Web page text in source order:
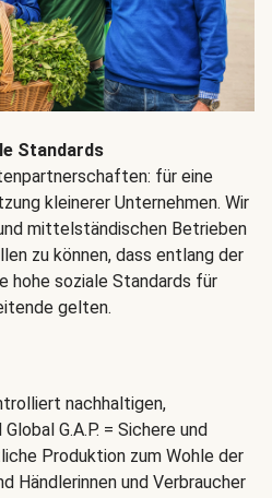
Standards
für eine
kleinerer Unternehmen. Wir
mittelständischen Betrieben
zu können, dass entlang der
soziale Standards für
gelten.
nachhaltigen,
G.A.P. = Sichere und
Produktion zum Wohle der
Händlerinnen und Verbraucher